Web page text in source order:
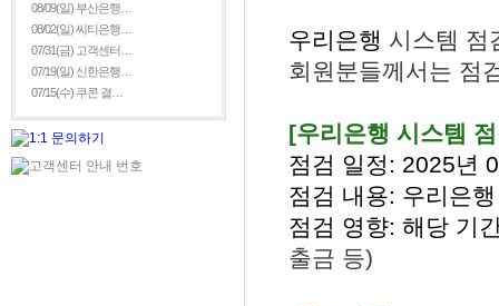
08/09(일) 부산은행…
08/02(일) 씨티은행…
07/31(금) 고객센터…
07/19(일) 신한은행…
07/15(수) 쿠콘 결…
우리은행 시스템 점
회원분들께서는 점
[우리은행 시스템
점검 일정: 2025년
점검 내용: 우리은
점검 영향: 해당 기
출금 등)